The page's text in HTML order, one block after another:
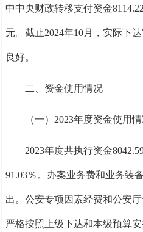
中中央财政转移支付资金
元。截止2024年10月， 实际下达
良好。
二、资金使用情况
（一） 2023年度资金使用
2023年度共执行资金
91.03％ 。办案业务费和业务装
出。公安专项因素经费和公安
严格按照上级下达和本级预算